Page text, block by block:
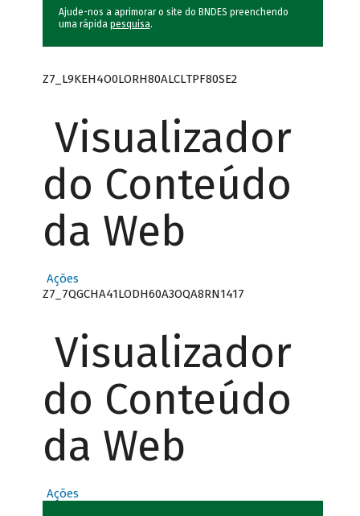
Ajude-nos a aprimorar o site do BNDES preenchendo
uma rápida pesquisa.
Z7_L9KEH4O0LORH80ALCLTPF80SE2
Visualizador
do Conteúdo
da Web
Ações
Z7_7QGCHA41LODH60A3OQA8RN1417
Visualizador
do Conteúdo
da Web
Ações